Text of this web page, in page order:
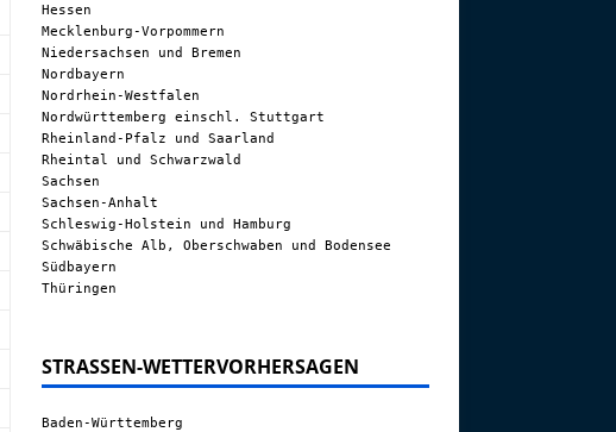
Hessen
Mecklenburg-Vorpommern
Niedersachsen und Bremen
Nordbayern
Nordrhein-Westfalen
Nordwürttemberg einschl. Stuttgart
Rheinland-Pfalz und Saarland
Rheintal und Schwarzwald
Sachsen
Sachsen-Anhalt
Schleswig-Holstein und Hamburg
Schwäbische Alb, Oberschwaben und Bodensee
Südbayern
Thüringen
STRASSEN-WETTERVORHERSAGEN
Baden-Württemberg